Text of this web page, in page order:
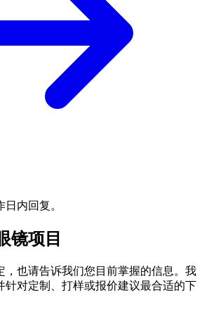
内回复。
镜项目
，也请告诉我们您目前掌握的信息。我
针对定制、打样或报价建议最合适的下